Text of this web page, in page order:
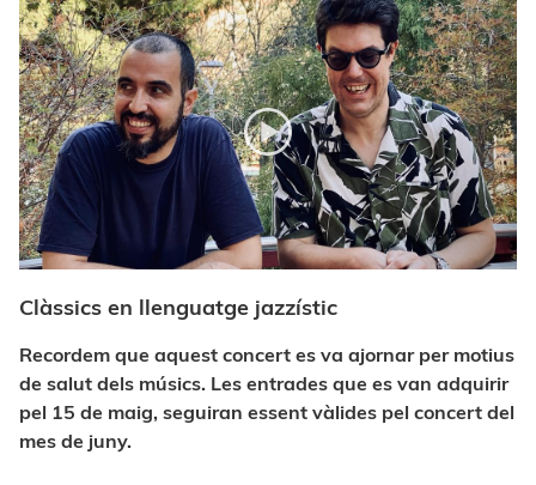
Clàssics en llenguatge jazzístic
Recordem que aquest concert es va ajornar per motius
de salut dels músics. Les entrades que es van adquirir
pel 15 de maig, seguiran essent vàlides pel concert del
mes de juny.